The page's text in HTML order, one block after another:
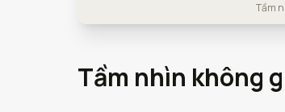
Tầm
Tầm nhìn không